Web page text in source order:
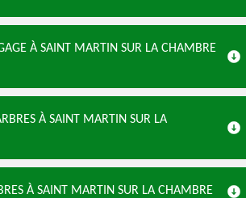
À SAINT MARTIN SUR LA CHAMBRE
À SAINT MARTIN SUR LA
À SAINT MARTIN SUR LA CHAMBRE